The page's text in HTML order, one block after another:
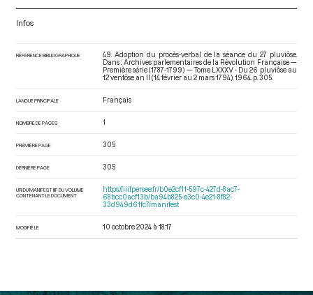
Infos
RÉFÉRENCE BIBLIOGRAPHIQUE
49. Adoption du procès-verbal de la séance du 27 pluviôse.
Dans : Archives parlementaires de la Révolution Française —
Première série (1787-1799) — Tome LXXXV - Du 26 pluviôse au
12 ventôse an II (14 février au 2 mars 1794) . 1964. p. 305.
LANGUE PRINCIPALE Français
NOMBRE DE PAGES 1
PREMIÈRE PAGE 305
DERNIÈRE PAGE 305
URI DU MANIFEST IIIF DU VOLUME
CONTENANT LE DOCUMENT
https://iiif.persee.fr/b0e2cf11-597c-427d-8ac7-
68bcc0acf13b/ba94b825-e3c0-4e21-8f82-
33d949d61fc7/manifest
MODIFIÉ LE 10 octobre 2024 à 18:17